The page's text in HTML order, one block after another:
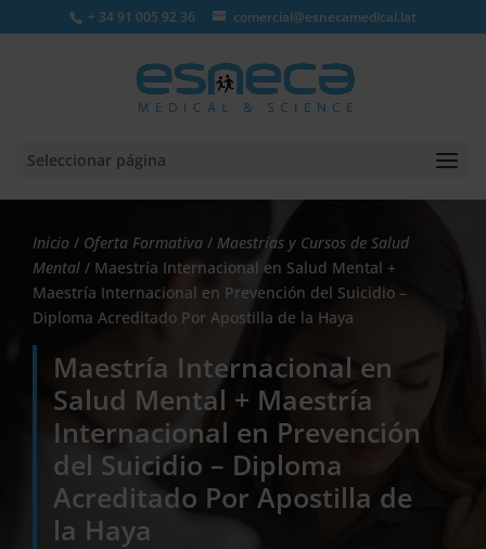
+ 34 91 005 92 36 comercial@esnecamedical.lat
Seleccionar página
Inicio / Oferta Formativa / Maestrías y Cursos de Salud
Mental / Maestría Internacional en Salud Mental +
Maestría Internacional en Prevención del Suicidio –
Diploma Acreditado Por Apostilla de la Haya
Maestría Internacional en
Salud Mental + Maestría
Internacional en Prevención
del Suicidio – Diploma
Acreditado Por Apostilla de
la Haya